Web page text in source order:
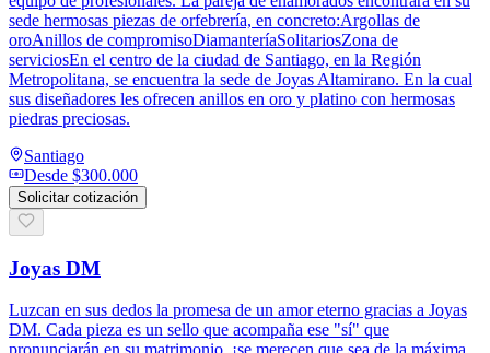
sede hermosas piezas de orfebrería, en concreto:Argollas de
oroAnillos de compromisoDiamanteríaSolitariosZona de
serviciosEn el centro de la ciudad de Santiago, en la Región
Metropolitana, se encuentra la sede de Joyas Altamirano. En la cual
sus diseñadores les ofrecen anillos en oro y platino con hermosas
piedras preciosas.
Santiago
Desde $300.000
Solicitar cotización
Joyas DM
Luzcan en sus dedos la promesa de un amor eterno gracias a Joyas
DM. Cada pieza es un sello que acompaña ese "sí" que